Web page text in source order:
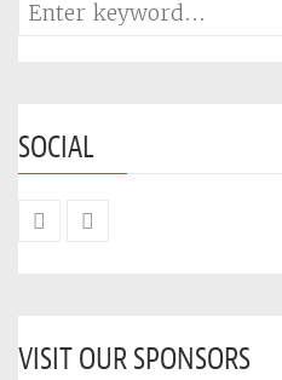
SOCIAL
VISIT OUR SPONSORS